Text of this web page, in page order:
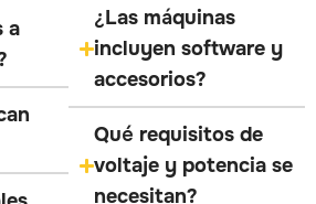
a
¿Las máquinas
incluyen software y
accesorios?
Qué requisitos de
voltaje y potencia se
necesitan?